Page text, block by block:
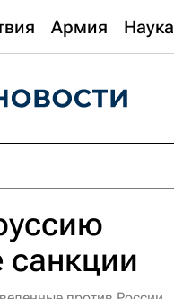
Армия Наука
санкции